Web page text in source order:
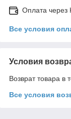
Оплата через
Все условия
Условия
Возврат товара в
Все условия